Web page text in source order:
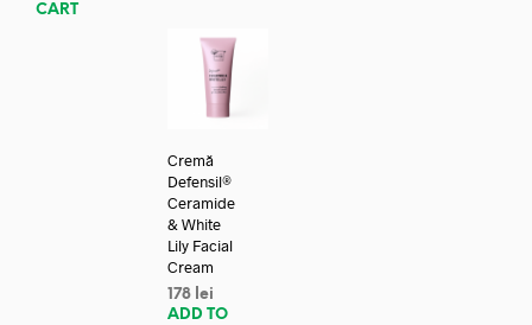
CART
Cremă
Defensil®
Ceramide
& White
Lily Facial
Cream
178 lei
ADD TO